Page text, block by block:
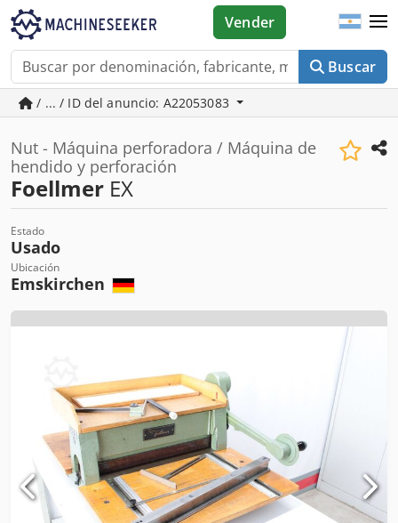
Buscar
Vender
/ ... / ID del anuncio: A22053083
Nut - Máquina perforadora / Máquina de
hendido y perforación
Foellmer EX
Estado
Usado
Ubicación
Emskirchen